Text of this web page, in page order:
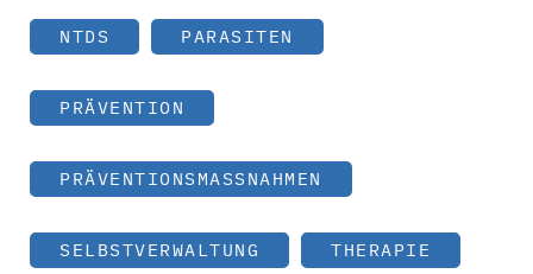
NTDS PARASITEN
PRÄVENTION
PRÄVENTIONSMASSNAHMEN
SELBSTVERWALTUNG THERAPIE